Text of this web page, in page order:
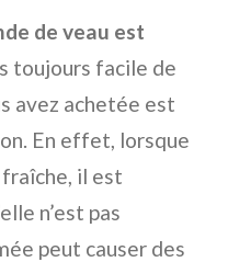
de veau est
toujours facile de
avez achetée est
En effet, lorsque
il est
n’est pas
peut causer des